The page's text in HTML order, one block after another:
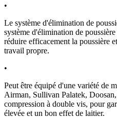
•
Le système d'élimination de
système d'élimination de
réduire efficacement la poussière
travail propre.
•
Peut être équipé d'une variété de
Airman, Sullivan Palatek,
compression à double vis, pour
élevée et un bon effet de laitier.